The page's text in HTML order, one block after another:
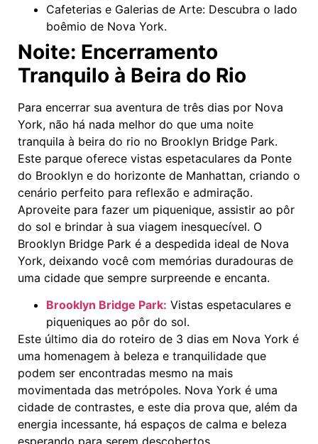
Cafeterias e Galerias de Arte: Descubra o lado
boêmio de Nova York.
Noite: Encerramento
Tranquilo à Beira do Rio
Para encerrar sua aventura de três dias por Nova
York, não há nada melhor do que uma noite
tranquila à beira do rio no Brooklyn Bridge Park.
Este parque oferece vistas espetaculares da Ponte
do Brooklyn e do horizonte de Manhattan, criando o
cenário perfeito para reflexão e admiração.
Aproveite para fazer um piquenique, assistir ao pôr
do sol e brindar à sua viagem inesquecível. O
Brooklyn Bridge Park é a despedida ideal de Nova
York, deixando você com memórias duradouras de
uma cidade que sempre surpreende e encanta.
Brooklyn Bridge Park: Vistas espetaculares e
piqueniques ao pôr do sol.
Este último dia do roteiro de 3 dias em Nova York é
uma homenagem à beleza e tranquilidade que
podem ser encontradas mesmo na mais
movimentada das metrópoles. Nova York é uma
cidade de contrastes, e este dia prova que, além da
energia incessante, há espaços de calma e beleza
esperando para serem descobertos.